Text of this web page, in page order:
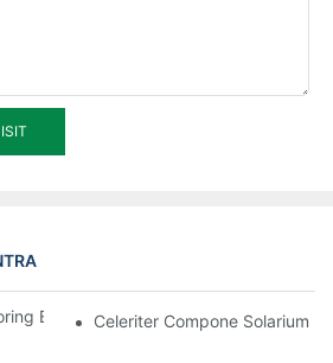
Beneficia Aluminium Sunroom
Celeriter Compone Solarium